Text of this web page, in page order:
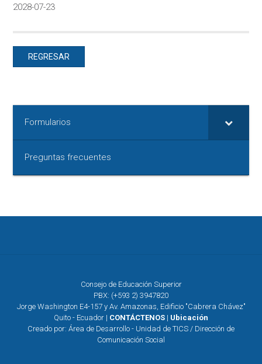
2028-07-23
REGRESAR
Formularios
Preguntas frecuentes
Consejo de Educación Superior
PBX: (+593 2) 3947820
Jorge Washington E4-157 y Av. Amazonas, Edificio "Cabrera Chávez"
Quito - Ecuador | CONTÁCTENOS | Ubicación
Creado por: Área de Desarrollo - Unidad de TICS / Dirección de
Comunicación Social